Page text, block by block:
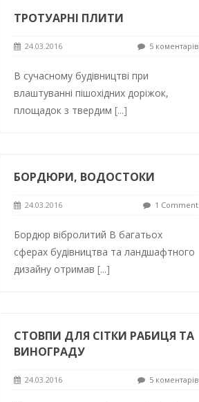
ТРОТУАРНІ ПЛИТИ
24.03.2016 5 коментарів
В сучасному будівництві при
влаштуванні пішохідних доріжок,
площадок з твердим [...]
БОРДЮРИ, ВОДОСТОКИ
24.03.2016 1 Comment
Бордюр вібролитий В багатьох
сферах будівництва та ландшафтного
дизайну отримав [...]
СТОВПИ ДЛЯ СІТКИ РАБИЦЯ ТА
ВИНОГРАДУ
24.03.2016 5 коментарів